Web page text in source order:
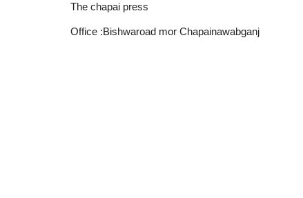
The chapai press
Office :Bishwaroad mor Chapainawabganj